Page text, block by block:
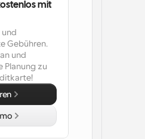
mit
und
Gebühren.
und
Planung zu